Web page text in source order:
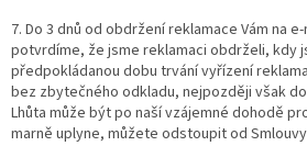
7. Do 3 dnů od obdržení reklamace Vám na
potvrdíme, že jsme reklamaci obdrželi, kdy
předpokládanou dobu trvání vyřízení
bez zbytečného odkladu, nejpozději však
Lhůta může být po naší vzájemné dohodě
marně uplyne, můžete odstoupit od